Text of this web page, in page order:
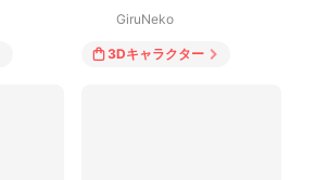
GiruNeko
3Dキャラクター